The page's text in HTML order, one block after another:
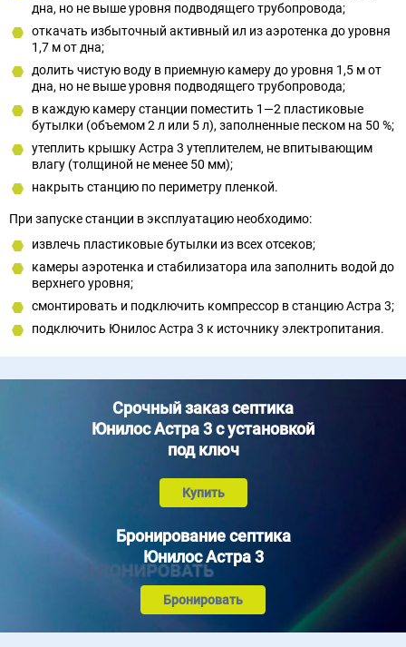
дна, но не выше уровня подводящего трубопровода;
откачать избыточный активный ил из аэротенка до уровня
1,7 м от дна;
долить чистую воду в приемную камеру до уровня 1,5 м от
дна, но не выше уровня подводящего трубопровода;
в каждую камеру станции поместить 1—2 пластиковые
бутылки (объемом 2 л или 5 л), заполненные песком на 50 %;
утеплить крышку Астра 3 утеплителем, не впитывающим
влагу (толщиной не менее 50 мм);
накрыть станцию по периметру пленкой.
При запуске станции в эксплуатацию необходимо:
извлечь пластиковые бутылки из всех отсеков;
камеры аэротенка и стабилизатора ила заполнить водой до
верхнего уровня;
смонтировать и подключить компрессор в станцию Астра 3;
подключить Юнилос Астра 3 к источнику электропитания.
Срочный заказ септика
Юнилос Астра 3 с установкой
под ключ
Купить
Бронирование септика
Юнилос Астра 3
Бронировать